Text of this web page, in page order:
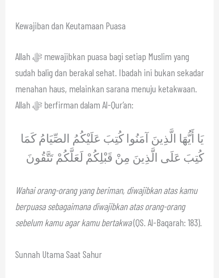
Kewajiban dan Keutamaan Puasa
Allah ﷻ mewajibkan puasa bagi setiap Muslim yang
sudah balig dan berakal sehat. Ibadah ini bukan sekadar
menahan haus, melainkan sarana menuju ketakwaan.
Allah ﷻ berfirman dalam Al-Qur’an:
يَا أَيُّهَا الَّذِينَ آمَنُوا كُتِبَ عَلَيْكُمُ الصِّيَامُ كَمَا
كُتِبَ عَلَى الَّذِينَ مِنْ قَبْلِكُمْ لَعَلَّكُمْ تَتَّقُونَ
Wahai orang-orang yang beriman, diwajibkan atas kamu
berpuasa sebagaimana diwajibkan atas orang-orang
sebelum kamu agar kamu bertakwa(QS. Al-Baqarah: 183).
Sunnah Utama Saat Sahur